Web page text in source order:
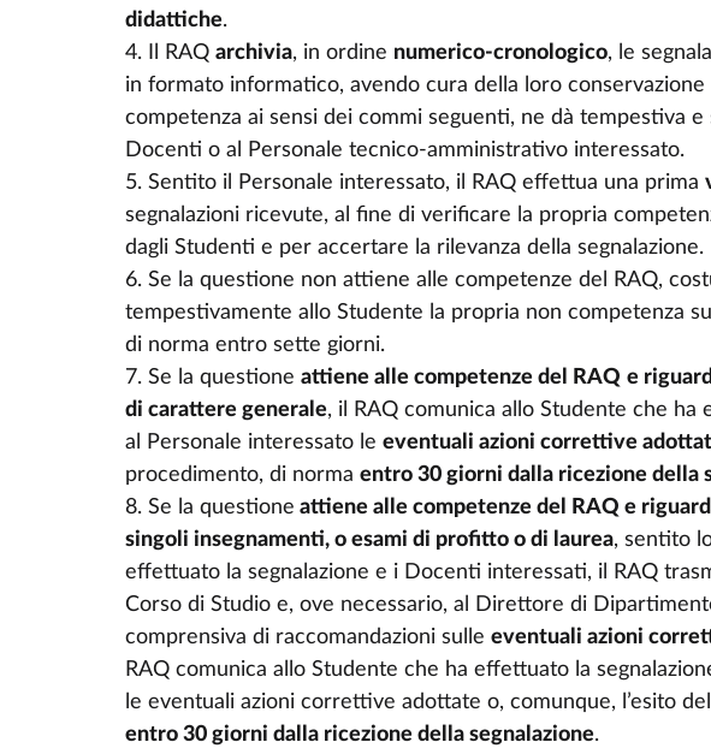
didattiche.
4. Il RAQarchivia, in ordine numerico-cronologico, le
in formato informatico, avendo cura della loro conservazione
competenza ai sensi dei commi seguenti, ne dà tempestiva
Docenti o al Personale tecnico-amministrativo interessato.
5. Sentito il Personale interessato, il RAQ effettua una prima
segnalazioni ricevute, al fine di verificare la propria
dagli Studenti e per accertare la rilevanza della segnalazione.
6. Se la questione non attiene alle competenze del RAQ,
tempestivamente allo Studente la propria non competenza
di norma entro sette giorni.
7. Se la questioneattiene alle competenze del RAQ e
di carattere generale, il RAQ comunica allo Studente che ha
al Personale interessato leeventuali azioni correttive
procedimento, di normaentro 30 giorni dalla ricezione della
8. Se la questione attiene alle competenze del RAQ e
singoli insegnamenti, o esami di profitto o di laurea, sentito
effettuato la segnalazione e i Docenti interessati, il RAQ
Corso di Studio e, ove necessario, al Direttore di
comprensiva di raccomandazioni sulleeventuali azioni
RAQ comunica allo Studente che ha effettuato la
le eventuali azioni correttive adottate o, comunque, l’esito
entro 30 giorni dalla ricezione della segnalazione.